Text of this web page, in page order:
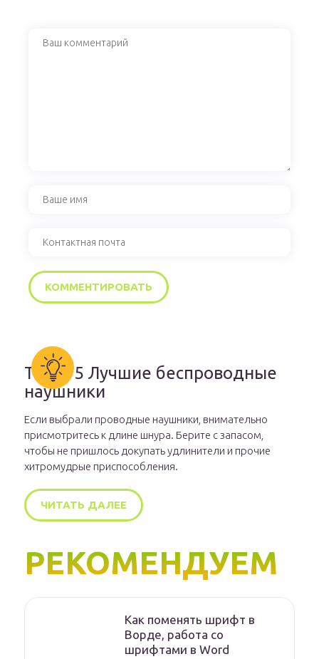
ТОП-15 Лучшие беспроводные
наушники
Если выбрали проводные наушники, внимательно
присмотритесь к длине шнура. Берите с запасом,
чтобы не пришлось докупать удлинители и прочие
хитромудрые приспособления.
ЧИТАТЬ ДАЛЕЕ
РЕКОМЕНДУЕМ
Как поменять шрифт в
Ворде, работа со
шрифтами в Word